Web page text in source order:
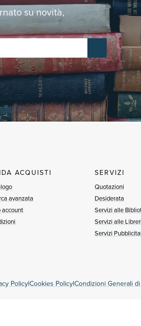
su novità,
ACQUISTI
avanzata
account
SERVIZI
Quotazioni
Desiderata
Servizi alle
Servizi alle
Servizi
Policy|Cookies Policy|Condizioni Generali